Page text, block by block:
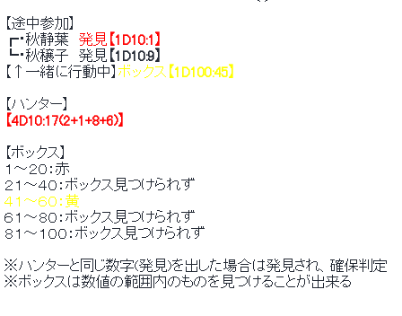
【途中参加】
┏・秋静葉 発見 【1D10:1】
┗・秋穣子　発見 【1D10:9】
【↑一緒に行動中】 ボックス 【1D100:45】
【ハンター】
【4D10:17(2+1+8+6)】
【ボックス】
１～２０：赤
２１～４０：ボックス見つけられず
４１～６０：黄
６１～８０：ボックス見つけられず
８１～１００：ボックス見つけられず
※ハンターと同じ数字(発見)を出した場合は発見され、確保判定
※ボックスは数値の範囲内のものを見つけることが出来る